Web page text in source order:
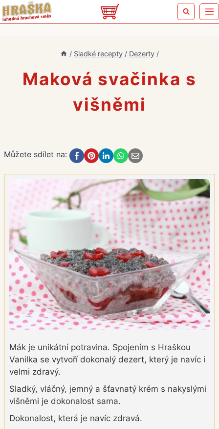
Přeskočit
na
/ Sladké recepty / Dezerty /
Maková svačinka s
višněmi
Můžete sdílet na:
Mák je unikátní potravina. Spojením s Hraškou
Vanilka se vytvoří dokonalý dezert, který je navíc i
velmi zdravý.
Sladký, vláčný, jemný a šťavnatý krém s nakyslými
višněmi je dokonalost sama.
Dokonalost, která je navíc zdravá.